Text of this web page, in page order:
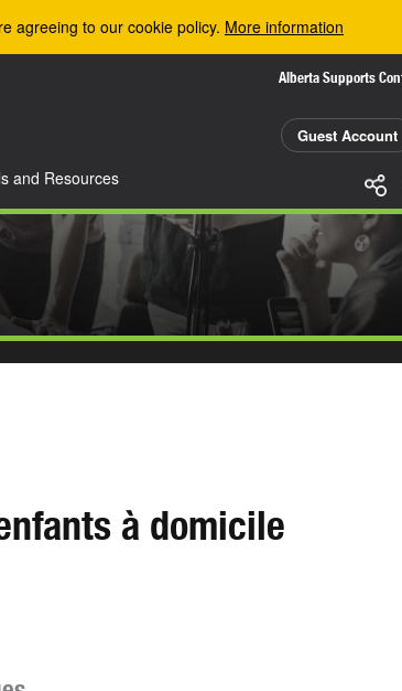
agreeing to our cookie policy. More information
Alberta Supports
Guest Account
and Resources
à domicile